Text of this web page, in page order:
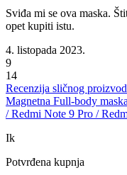
Sviđa mi se ova maska.
opet kupiti istu.
4. listopada 2023.
9
14
Recenzija sličnog
Magnetna Full-body
/ Redmi Note 9 Pro /
Ik
Potvrđena kupnja